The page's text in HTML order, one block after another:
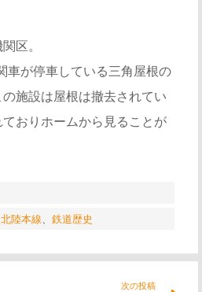
区。
車が停車している三角屋根の
施設は屋根は撤去されてい
おりホームから見ることが
北陸本線、 鉄道歴史
次の投稿